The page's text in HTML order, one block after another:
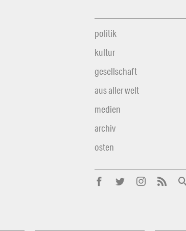
politik
kultur
gesellschaft
aus aller welt
medien
archiv
osten